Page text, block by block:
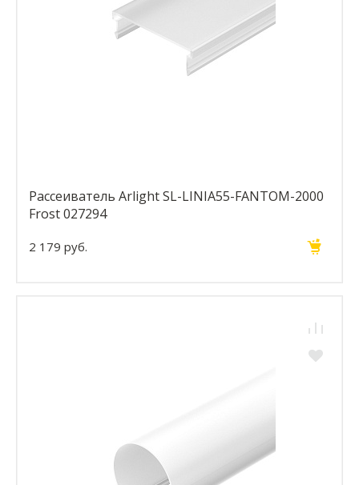
Рассеиватель Arlight SL-LINIA55-FANTOM-2000
Frost 027294
2 179 руб.